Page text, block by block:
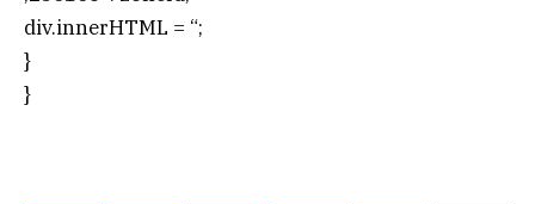
div.innerHTML = “;
}
}